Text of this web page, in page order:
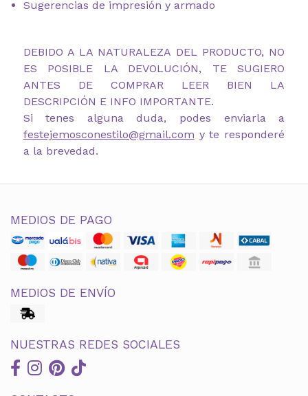
Sugerencias de impresión y armado
DEBIDO A LA NATURALEZA DEL PRODUCTO, NO
ES POSIBLE LA DEVOLUCIÓN, TE SUGIERO
ANTES DE COMPRAR LEER BIEN LA
DESCRIPCIÓN E INFO IMPORTANTE.
Si tenes alguna duda, podes enviarla a
festejemosconestilo@gmail.com y te responderé
a la brevedad.
MEDIOS DE PAGO
MEDIOS DE ENVÍO
NUESTRAS REDES SOCIALES